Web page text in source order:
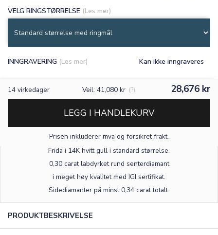
VELG RINGSTØRRELSE (Les mer)
INNGRAVERING (Les mer) Kan ikke inngraveres
14 virkedager Veil: 41,080 kr (?) 28,676 kr
LEGG I HANDLEKURV
Prisen inkluderer mva og forsikret frakt.
Frida i 14K hvitt gull i standard størrelse.
0,30 carat labdyrket rund senterdiamant
i meget høy kvalitet med IGI sertifikat.
Sidediamanter på minst 0,34 carat totalt.
PRODUKTBESKRIVELSE